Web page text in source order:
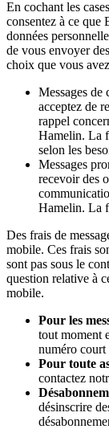
En cochant les
consentez à ce que
données
de vous envoyer
choix que vous
Messages de
acceptez de
rappel
Hamelin. La
selon les
Messages
recevoir des
Hamelin. La
Des frais de
mobile. Ces frais
sont pas sous le
question relative à
mobile.
Pour les
tout moment
numéro court
Pour toute
contactez
désinscrire